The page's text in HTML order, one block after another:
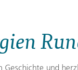
und